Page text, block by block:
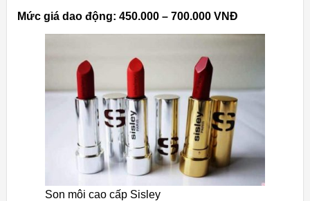
Mức giá dao động: 450.000 – 700.000 VNĐ
Son môi cao cấp Sisley